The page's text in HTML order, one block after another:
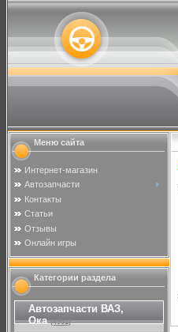
Меню сайта
Интернет-магазин
Автозапчасти
Контакты
Статьи
Отзывы
Онлайн игры
Категории раздела
Автозапчасти ВАЗ,
Ока(4951)